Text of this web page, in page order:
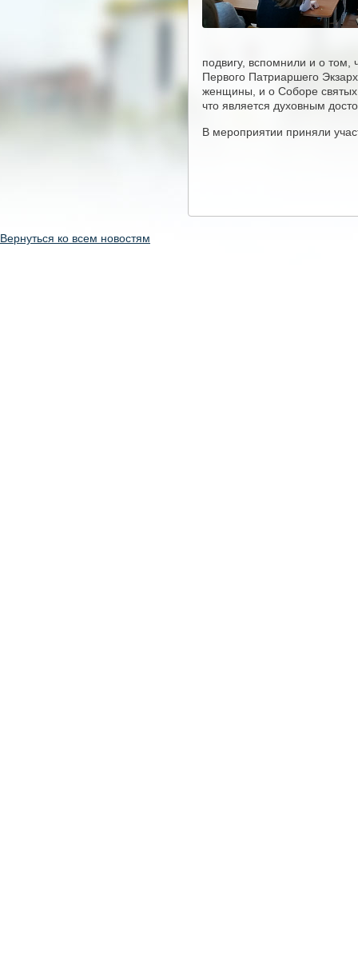
подвигу, вспомнили и о
Первого Патриаршего
женщины, и о Соборе святых
что является духовным
В мероприятии приняли
Вернуться ко всем новостям